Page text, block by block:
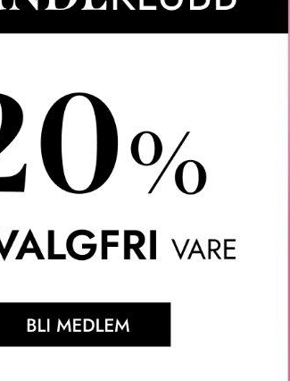
for ung hud beriket med sink og